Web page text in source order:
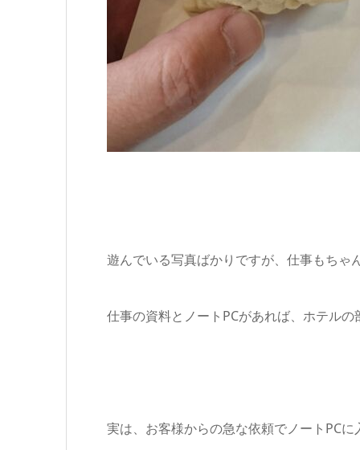
遊んでいる写真ばかりですが、仕事もちゃ
仕事の資料とノートPCがあれば、ホテル
実は、お客様からの急な依頼でノートPC